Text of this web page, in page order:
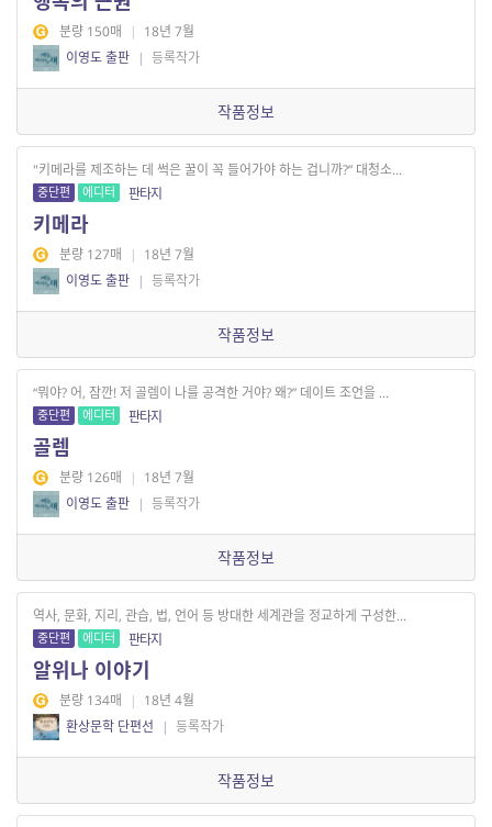
분량 150매 | 18년 7월
이영도 출판 | 등록작가
작품정보
"키메라를 제조하는 데 썩은 꿀이 꼭 들어가야 하는 겁니까?” 대청소...
중단편 에디터 판타지
키메라
분량 127매 | 18년 7월
이영도 출판 | 등록작가
작품정보
“뭐야? 어, 잠깐! 저 골렘이 나를 공격한 거야? 왜?” 데이트 조언을 ...
중단편 에디터 판타지
골렘
분량 126매 | 18년 7월
이영도 출판 | 등록작가
작품정보
역사, 문화, 지리, 관습, 법, 언어 등 방대한 세계관을 정교하게 구성한...
중단편 에디터 판타지
알위나 이야기
분량 134매 | 18년 4월
환상문학 단편선
| 등록작가
작품정보